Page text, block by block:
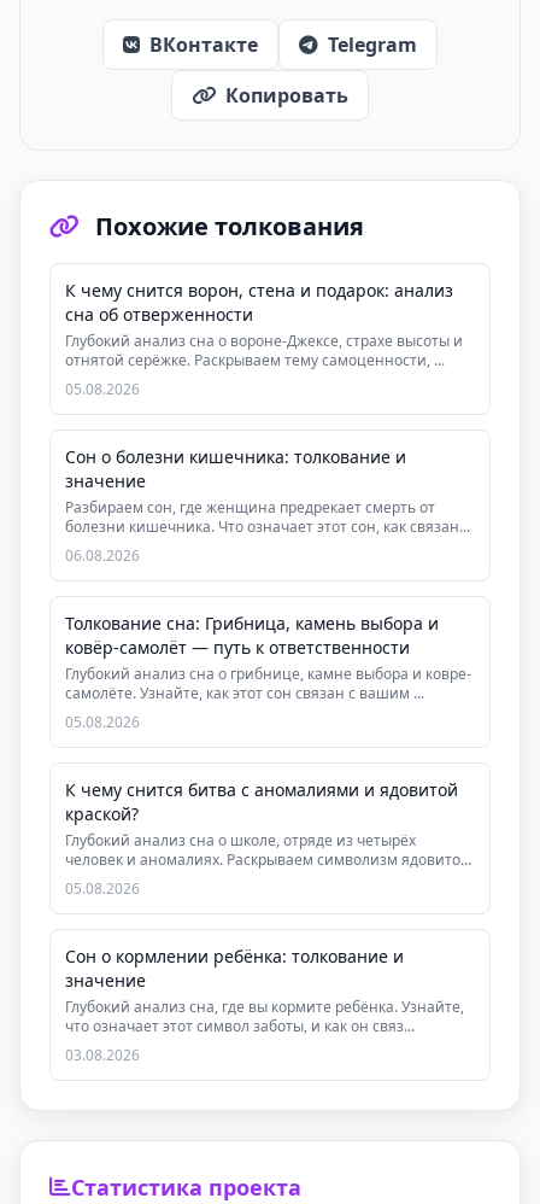
ВКонтакте
Telegram
Копировать
Похожие толкования
К чему снится ворон, стена и подарок: анализ
сна об отверженности
Глубокий анализ сна о вороне-Джексе, страхе высоты и
отнятой серёжке. Раскрываем тему самоценности, ...
05.08.2026
Сон о болезни кишечника: толкование и
значение
Разбираем сон, где женщина предрекает смерть от
болезни кишечника. Что означает этот сон, как связан...
06.08.2026
Толкование сна: Грибница, камень выбора и
ковёр-самолёт — путь к ответственности
Глубокий анализ сна о грибнице, камне выбора и ковре-
самолёте. Узнайте, как этот сон связан с вашим ...
05.08.2026
К чему снится битва с аномалиями и ядовитой
краской?
Глубокий анализ сна о школе, отряде из четырёх
человек и аномалиях. Раскрываем символизм ядовитой
ро...
05.08.2026
Сон о кормлении ребёнка: толкование и
значение
Глубокий анализ сна, где вы кормите ребёнка. Узнайте,
что означает этот символ заботы, и как он связ...
03.08.2026
Статистика проекта